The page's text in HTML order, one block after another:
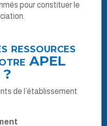
pour constituer le
ressources
APEL
?
de l’établissement